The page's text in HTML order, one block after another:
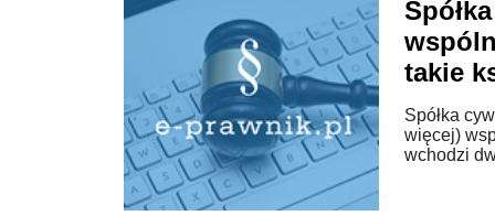
takie
Spółka
więcej)
wchodzi